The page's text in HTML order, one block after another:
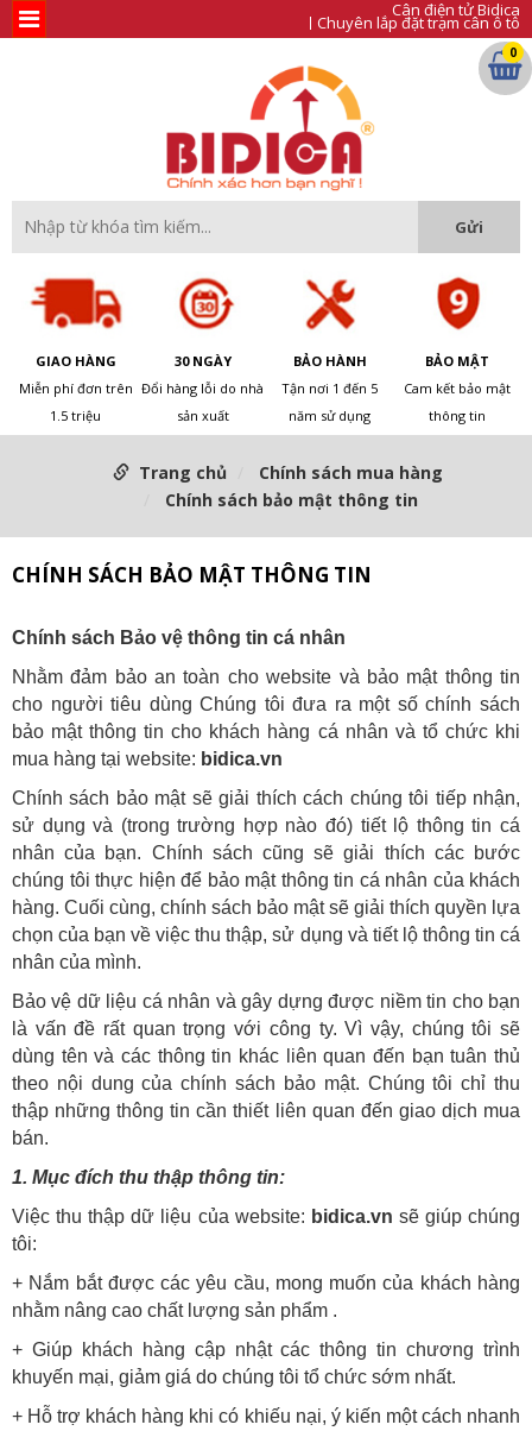
Cân điện tử Bidica
Chuyên lắp đặt trạm cân ô tô
GIAO HÀNG
Miễn phí đơn trên
1.5 triệu
30 NGÀY
Đổi hàng lỗi do nhà
sản xuất
BẢO HÀNH
Tận nơi 1 đến 5
năm sử dụng
BẢO MẬT
Cam kết bảo mật
thông tin
0
Trang chủ
Chính sách mua hàng
Chính sách bảo mật thông tin
CHÍNH SÁCH BẢO MẬT THÔNG TIN
Chính sách Bảo vệ thông tin cá nhân
Nhằm đảm bảo an toàn cho website và bảo mật thông tin
cho người tiêu dùng Chúng tôi đưa ra một số chính sách
bảo mật thông tin cho khách hàng cá nhân và tổ chức khi
mua hàng tại website: bidica.vn
Chính sách bảo mật sẽ giải thích cách chúng tôi tiếp nhận,
sử dụng và (trong trường hợp nào đó) tiết lộ thông tin cá
nhân của bạn. Chính sách cũng sẽ giải thích các bước
chúng tôi thực hiện để bảo mật thông tin cá nhân của khách
hàng. Cuối cùng, chính sách bảo mật sẽ giải thích quyền lựa
chọn của bạn về việc thu thập, sử dụng và tiết lộ thông tin cá
nhân của mình.
Bảo vệ dữ liệu cá nhân và gây dựng được niềm tin cho bạn
là vấn đề rất quan trọng với công ty. Vì vậy, chúng tôi sẽ
dùng tên và các thông tin khác liên quan đến bạn tuân thủ
theo nội dung của chính sách bảo mật. Chúng tôi chỉ thu
thập những thông tin cần thiết liên quan đến giao dịch mua
bán.
1. Mục đích thu thập thông tin:
Việc thu thập dữ liệu của website: bidica.vn sẽ giúp chúng
tôi:
+ Nắm bắt được các yêu cầu, mong muốn của khách hàng
nhằm nâng cao chất lượng sản phẩm .
+ Giúp khách hàng cập nhật các thông tin chương trình
khuyến mại, giảm giá do chúng tôi tổ chức sớm nhất.
+ Hỗ trợ khách hàng khi có khiếu nại, ý kiến một cách nhanh